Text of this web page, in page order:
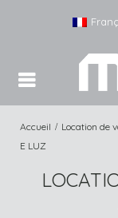
Accueil Location de
E LUZ